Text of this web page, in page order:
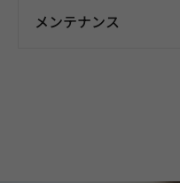
メンテナンス